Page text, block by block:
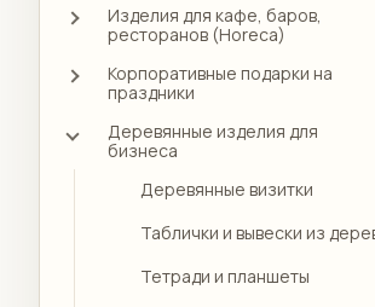
Изделия для кафе, баров,
ресторанов (Horeca)
Корпоративные подарки на
праздники
Деревянные изделия для
бизнеса
Деревянные визитки
Таблички и вывески из
Тетради и планшеты